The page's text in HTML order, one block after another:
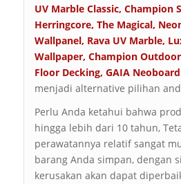
UV Marble Classic, Champion
Herringcore, The Magical,
Wallpanel, Rava UV Marble,
Wallpaper, Champion
Floor Decking, GAIA
menjadi alternative pilihan
Perlu Anda ketahui bahwa
hingga lebih dari 10 tahun,
perawatannya relatif sangat
barang Anda simpan, dengan
kerusakan akan dapat